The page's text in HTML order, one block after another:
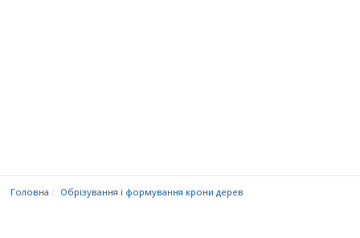
Головна Обрізування і формування крони дерев